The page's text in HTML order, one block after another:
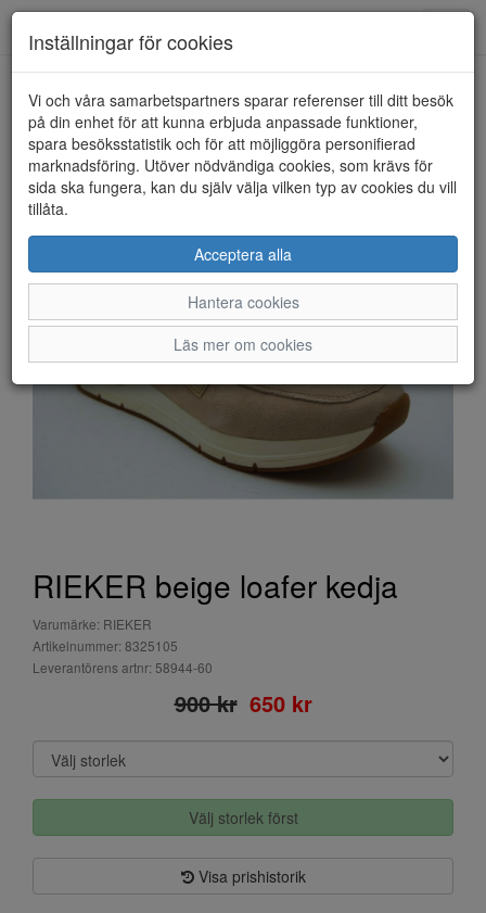
HEM RIEKER
RIEKER beige loafer kedja
Varumärke: RIEKER
Artikelnummer: 8325105
Leverantörens artnr: 58944-60
900 kr 650 kr
Välj storlek först
Visa prishistorik
Inställningar för cookies
Vi och våra samarbetspartners sparar referenser till ditt besök
på din enhet för att kunna erbjuda anpassade funktioner,
spara besöksstatistik och för att möjliggöra personifierad
marknadsföring. Utöver nödvändiga cookies, som krävs för
sida ska fungera, kan du själv välja vilken typ av cookies du vill
tillåta.
Acceptera alla
Hantera cookies
Läs mer om cookies